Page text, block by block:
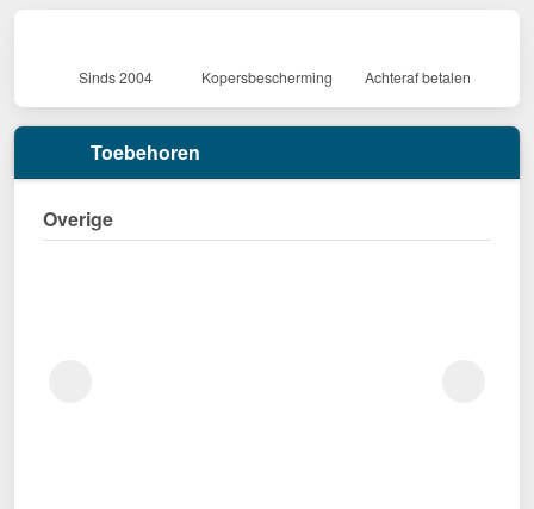
Sinds 2004 Kopersbescherming Achteraf betalen
Toebehoren
Overige